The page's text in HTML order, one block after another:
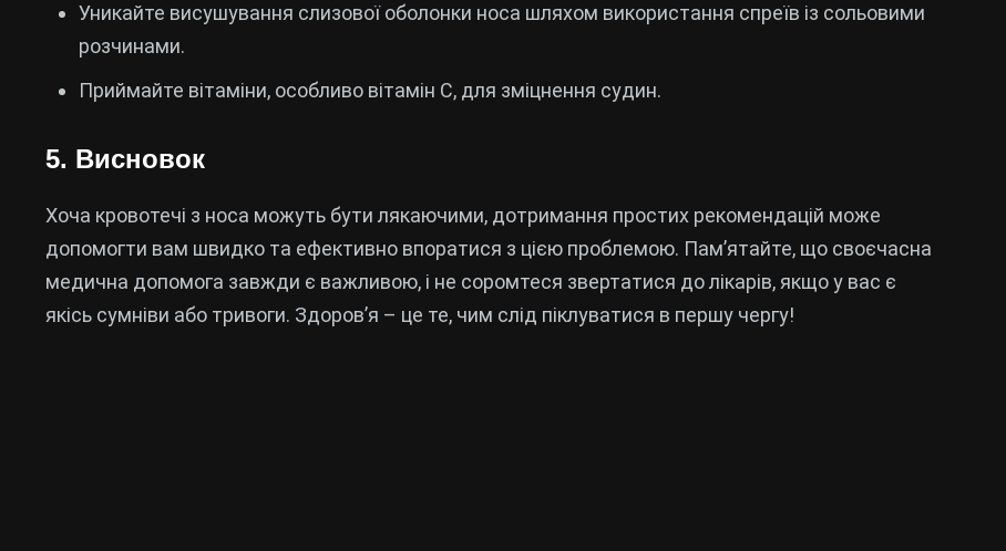
Уникайте висушування слизової оболонки носа шляхом використання спреїв із сольовими
розчинами.
Приймайте вітаміни, особливо вітамін C, для зміцнення судин.
5. Висновок
Хоча кровотечі з носа можуть бути лякаючими, дотримання простих рекомендацій може
допомогти вам швидко та ефективно впоратися з цією проблемою. Пам’ятайте, що своєчасна
медична допомога завжди є важливою, і не соромтеся звертатися до лікарів, якщо у вас є
якісь сумніви або тривоги. Здоров’я – це те, чим слід піклуватися в першу чергу!